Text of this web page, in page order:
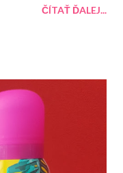
ČÍTAŤ ĎALEJ...